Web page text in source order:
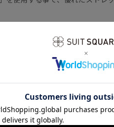
。手間いらずでタイパも◎
す。
。
ワも防ぎます。
の時短にも繋がります。
ーラード エントリープライス